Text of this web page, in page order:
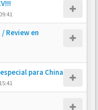
Review en
para China